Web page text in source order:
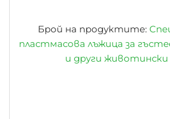
Брой на продуктите:
пластмасова лъжица за
и други